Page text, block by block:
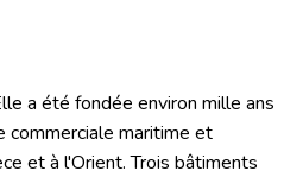
a été fondée environ mille ans
commerciale maritime et
et à l'Orient. Trois bâtiments